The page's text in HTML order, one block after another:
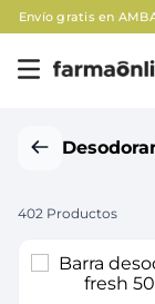
Envío gratis en
402 Productos